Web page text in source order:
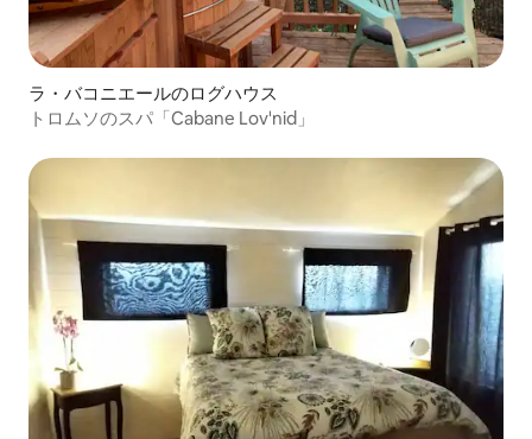
ラ・バコニエールのログハウス
トロムソのスパ「Cabane Lov'nid」